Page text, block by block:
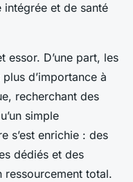
et de santé
essor. D’une part, les
d’importance à
recherchant des
simple
s’est enrichie : des
dédiés et des
ressourcement total.